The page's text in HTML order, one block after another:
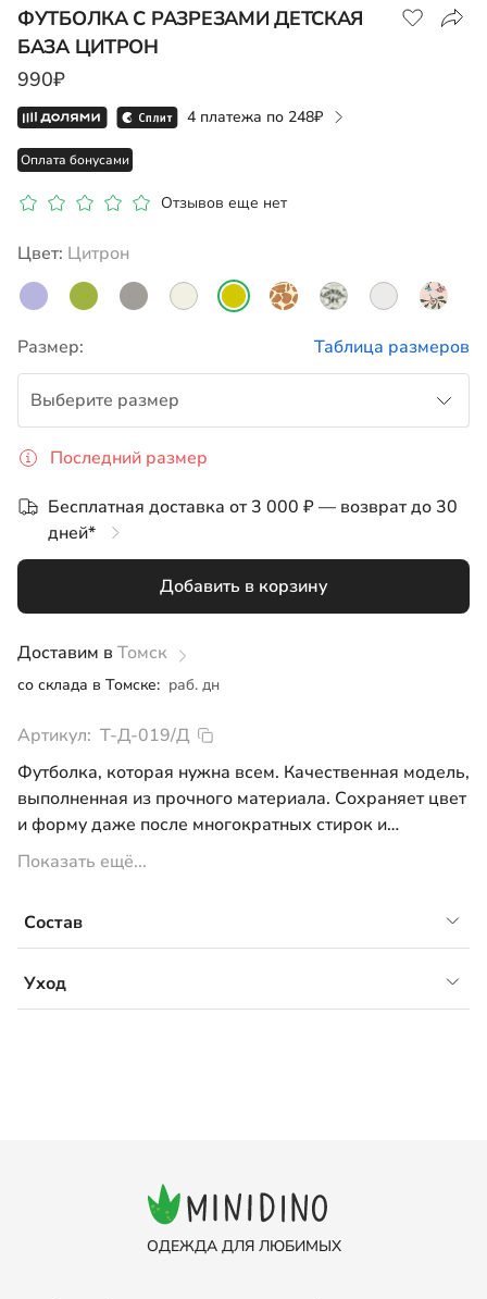
ФУТБОЛКА С РАЗРЕЗАМИ ДЕТСКАЯ
БАЗА ЦИТРОН
990₽
4 платежа по 248
Оплата бонусами
Отзывов еще нет
Цвет: цитрон
Размер: Таблица размеров
Выберите размер
122
140
Последний размер
Бесплатная доставка от 3 000 ₽ — возврат до 30
дней*
Добавить в корзину
Доставим в Томск
со склада в Томске: раб. дн
Артикул: Т-Д-019/Д
Футболка, которая нужна всем. Качественная модель,
выполненная из прочного материала. Сохраняет цвет
и форму даже после многократных стирок и
ежедневной эксплуатации. Носите каждый день и на
любой случай, ведь эти модели – просто
- цвет: цитрон
- разрезы по бокам
- удлиненная спинка
Показать ещё...
Состав
- кулирная гладь: 92% хлопок, 8% лайкра
Уход
ОДЕЖДА ДЛЯ ЛЮБИМЫХ